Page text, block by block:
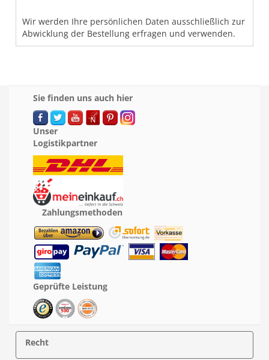
Wir werden Ihre persönlichen Daten ausschließlich zur
Abwicklung der Bestellung erfragen und verwenden.
Sie finden uns auch hier
Unser
Logistikpartner
Zahlungsmethoden
Geprüfte Leistung
Recht